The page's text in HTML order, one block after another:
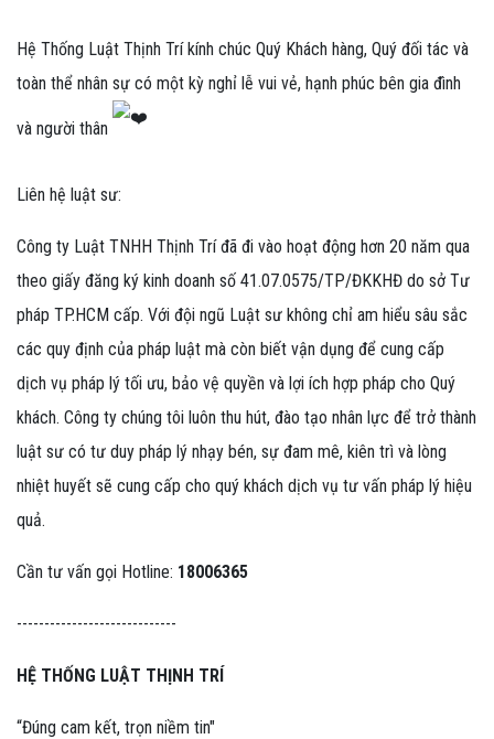
Hệ Thống Luật Thịnh Trí kính chúc Quý Khách hàng, Quý đối tác và
toàn thể nhân sự có một kỳ nghỉ lễ vui vẻ, hạnh phúc bên gia đình
và người thân
Liên hệ luật sư:
Công ty Luật TNHH Thịnh Trí đã đi vào hoạt động hơn 20 năm qua
theo giấy đăng ký kinh doanh số 41.07.0575/TP/ĐKKHĐ do sở Tư
pháp TP.HCM cấp. Với đội ngũ Luật sư không chỉ am hiểu sâu sắc
các quy định của pháp luật mà còn biết vận dụng để cung cấp
dịch vụ pháp lý tối ưu, bảo vệ quyền và lợi ích hợp pháp cho Quý
khách. Công ty chúng tôi luôn thu hút, đào tạo nhân lực để trở thành
luật sư có tư duy pháp lý nhạy bén, sự đam mê, kiên trì và lòng
nhiệt huyết sẽ cung cấp cho quý khách dịch vụ tư vấn pháp lý hiệu
quả.
Cần tư vấn gọi Hotline: 18006365
-----------------------------
HỆ THỐNG LUẬT THỊNH TRÍ
“Đúng cam kết, trọn niềm tin"